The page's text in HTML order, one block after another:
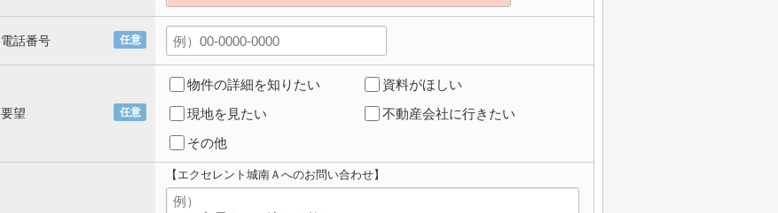
任意
電話番号
任意
要望
物件の詳細を知りたい
資料がほしい
現地を見たい
不動産会社に行きたい
その他
【エクセレント城南Ａへのお問い合わせ】